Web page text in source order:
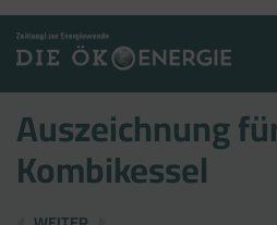
content
Auszeichnung
Kombikessel